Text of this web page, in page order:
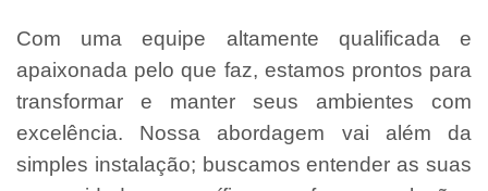
Com uma equipe altamente qualificada e
apaixonada pelo que faz, estamos prontos para
transformar e manter seus ambientes com
excelência. Nossa abordagem vai além da
simples instalação; buscamos entender as suas